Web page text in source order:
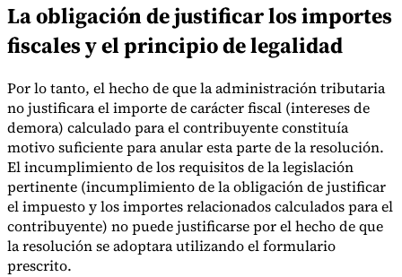
La obligación de justificar los importes
fiscales y el principio de legalidad
Por lo tanto, el hecho de que la administración tributaria
no justificara el importe de carácter fiscal (intereses de
demora) calculado para el contribuyente constituía
motivo suficiente para anular esta parte de la resolución.
El incumplimiento de los requisitos de la legislación
pertinente (incumplimiento de la obligación de justificar
el impuesto y los importes relacionados calculados para el
contribuyente) no puede justificarse por el hecho de que
la resolución se adoptara utilizando el formulario
prescrito.